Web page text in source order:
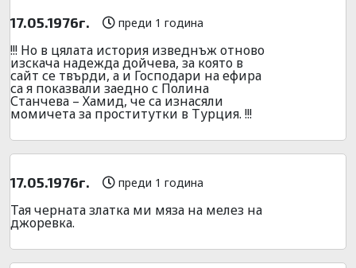
17.05.1976г. преди 1 година
!!! Но в цялата история изведнъж отново
изскача надежда дойчева, за която в
сайт се твърди, а и Господари на ефира
са я показвали заедно с Полина
Станчева – Хамид, че са изнасяли
момичета за проститутки в Турция. !!!
17.05.1976г. преди 1 година
Тая черната златка ми мяза на мелез на
джоревка.